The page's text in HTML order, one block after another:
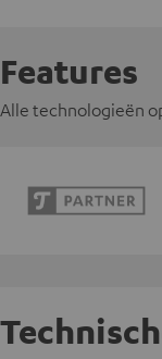
Features
Alle technologieën